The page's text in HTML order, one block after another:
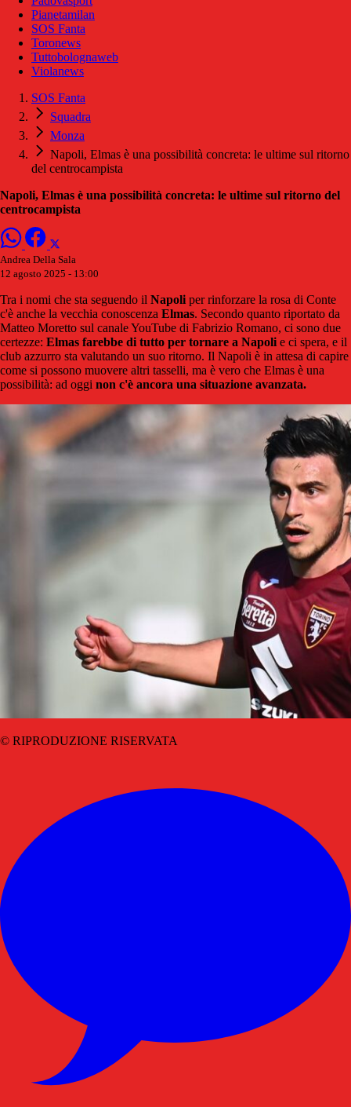
Pianetamilan
SOS Fanta
Toronews
Tuttobolognaweb
Violanews
SOS Fanta
Squadra
Monza
Napoli, Elmas è una possibilità concreta: le ultime sul ritorno
del centrocampista
Napoli, Elmas è una possibilità concreta: le ultime sul ritorno del
centrocampista
Andrea Della Sala
12 agosto 2025 - 13:00
Tra i nomi che sta seguendo il Napoli per rinforzare la rosa di Conte
c'è anche la vecchia conoscenza Elmas. Secondo quanto riportato da
Matteo Moretto sul canale YouTube di Fabrizio Romano, ci sono due
certezze: Elmas farebbe di tutto per tornare a Napoli e ci spera, e il
club azzurro sta valutando un suo ritorno. Il Napoli è in attesa di capire
come si possono muovere altri tasselli, ma è vero che Elmas è una
possibilità: ad oggi non c'è ancora una situazione avanzata.
© RIPRODUZIONE RISERVATA